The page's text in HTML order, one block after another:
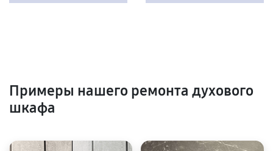
Примеры нашего ремонта духового
шкафа